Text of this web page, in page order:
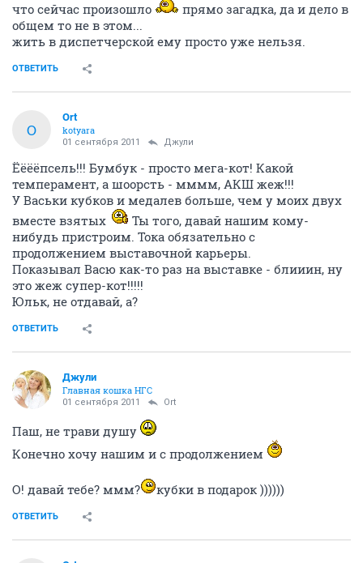
что сейчас произошло
прямо загадка, да и дело в
общем то не в этом...
жить в диспетчерской ему просто уже нельзя.
ОТВЕТИТЬ
O
Ort
kotyara
01 сентября 2011 Джули
Ёёёёпсель!!! Бумбук - просто мега-кот! Какой
темперамент, а шоорсть - мммм, АКШ жеж!!!
У Васьки кубков и медалев больше, чем у моих двух
вместе взятых
Ты того, давай нашим кому-
нибудь пристроим. Тока обязательно с
продолжением выставочной карьеры.
Показывал Васю как-то раз на выставке - блииин, ну
это жеж супер-кот!!!!!
Юльк, не отдавай, а?
ОТВЕТИТЬ
Джули
Главная кошка НГС
01 сентября 2011 Ort
Паш, не трави душу
Конечно хочу нашим и с продолжением
О! давай тебе? ммм? кубки в подарок ))))))
ОТВЕТИТЬ